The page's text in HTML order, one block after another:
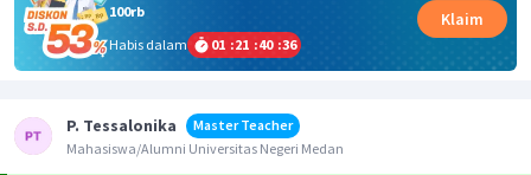
100rb
Habis dalam
01 :21 :40 :36
Klaim
P. Tessalonika
Master Teacher
Mahasiswa/Alumni Universitas Negeri Medan